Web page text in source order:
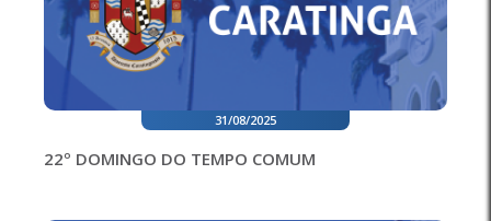
31/08/2025
22º DOMINGO DO TEMPO COMUM